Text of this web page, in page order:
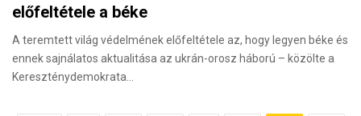
előfeltétele a béke
A teremtett világ védelmének előfeltétele az, hogy legyen béke és
ennek sajnálatos aktualitása az ukrán-orosz háború – közölte a
Kereszténydemokrata…